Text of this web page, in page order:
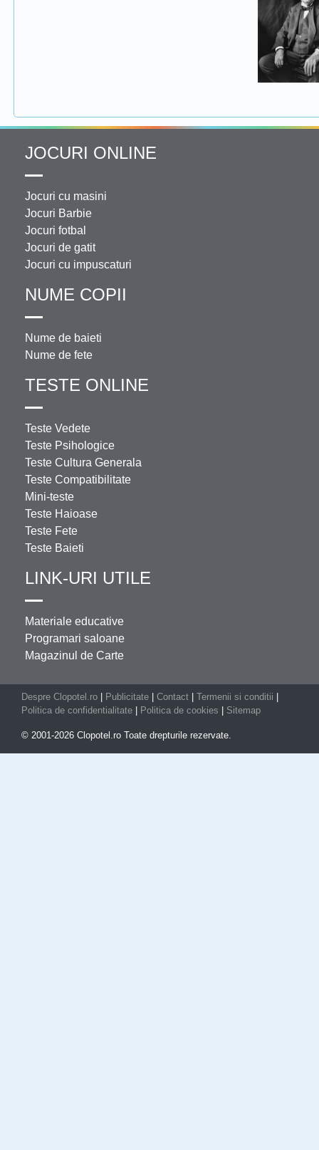
JOCURI ONLINE
Jocuri cu masini
Jocuri Barbie
Jocuri fotbal
Jocuri de gatit
Jocuri cu impuscaturi
NUME COPII
Nume de baieti
Nume de fete
TESTE ONLINE
Teste Vedete
Teste Psihologice
Teste Cultura Generala
Teste Compatibilitate
Mini-teste
Teste Haioase
Teste Fete
Teste Baieti
LINK-URI UTILE
Materiale educative
Programari saloane
Magazinul de Carte
Despre Clopotel.ro Publicitate Contact Termenii si conditii
Politica de confidentialitate
Politica de cookies Sitemap
© 2001-2026 Clopotel.ro Toate drepturile rezervate.